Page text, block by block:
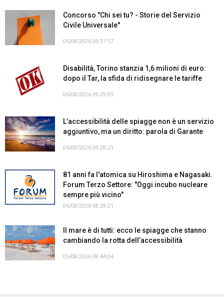
Concorso "Chi sei tu? - Storie del Servizio
Civile Universale"
06/08/2026 09:37:57
Disabilità, Torino stanzia 1,6 milioni di euro:
dopo il Tar, la sfida di ridisegnare le tariffe
06/08/2026 09:29:05
L’accessibilità delle spiagge non è un servizio
aggiuntivo, ma un diritto: parola di Garante
06/08/2026 09:28:23
81 anni fa l'atomica su Hiroshima e Nagasaki.
Forum Terzo Settore: "Oggi incubo nucleare
sempre più vicino"
06/08/2026 08:39:21
Il mare è di tutti: ecco le spiagge che stanno
cambiando la rotta dell’accessibilità
05/08/2026 08:44:04